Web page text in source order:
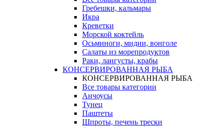
Гребешки, кальмары
Икра
Креветки
Морской коктейль
Осьминоги, мидии, вонголе
Салаты из морепродуктов
Раки, лангусты, крабы
КОНСЕРВИРОВАННАЯ РЫБА
КОНСЕРВИРОВАННАЯ РЫБА
Все товары категории
Анчоусы
Тунец
Паштеты
Шпроты, печень трески